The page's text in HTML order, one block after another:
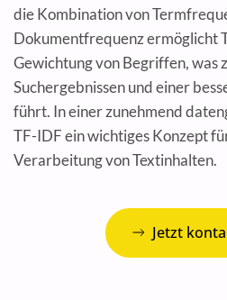
die Kombination von
Dokumentfrequenz ermöglicht
Gewichtung von Begriffen, was
Suchergebnissen und einer
führt. In einer zunehmend
TF-IDF ein wichtiges Konzept
Verarbeitung von Textinhalten.
Jetzt